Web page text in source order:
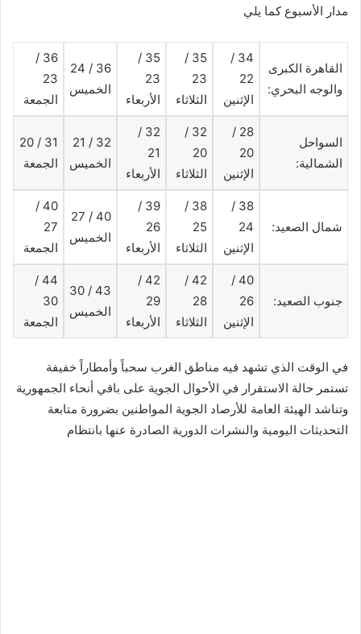
مدار الأسبوع كما يلي
القاهرة الكبرى
والوجه البحري:
34 /
22
الإثنين
35 /
23
الثلاثاء
35 /
23
الأربعاء
36 / 24
الخميس
36 /
23
الجمعة
السواحل
الشمالية:
28 /
20
الإثنين
32 /
20
الثلاثاء
32 /
21
الأربعاء
32 / 21
الخميس
31 / 20
الجمعة
شمال الصعيد:
38 /
24
الإثنين
38 /
25
الثلاثاء
39 /
26
الأربعاء
40 / 27
الخميس
40 /
27
الجمعة
جنوب الصعيد:
40 /
26
الإثنين
42 /
28
الثلاثاء
42 /
29
الأربعاء
43 / 30
الخميس
44 /
30
الجمعة
في الوقت الذي تشهد فيه مناطق الغرب سحباً وأمطاراً خفيفة
تستمر حالة الاستقرار في الأحوال الجوية على باقي أنحاء الجمهورية
وتناشد الهيئة العامة للأرصاد الجوية المواطنين بضرورة متابعة
التحديثات اليومية والنشرات الدورية الصادرة عنها بانتظام